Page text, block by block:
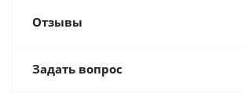
Отзывы
Задать вопрос